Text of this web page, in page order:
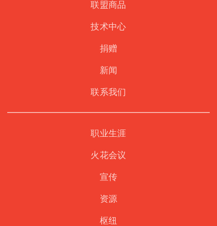
联盟商品
技术中心
捐赠
新闻
联系我们
职业生涯
火花会议
宣传
资源
枢纽